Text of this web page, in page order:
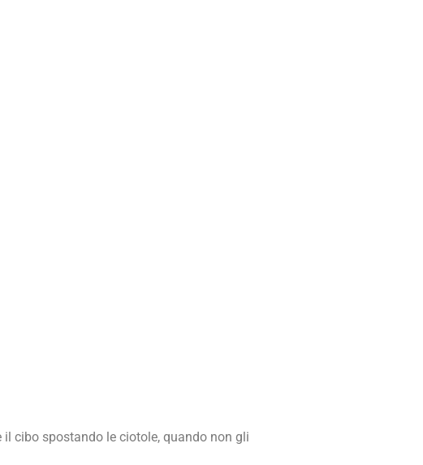
cibo spostando le ciotole, quando non gli